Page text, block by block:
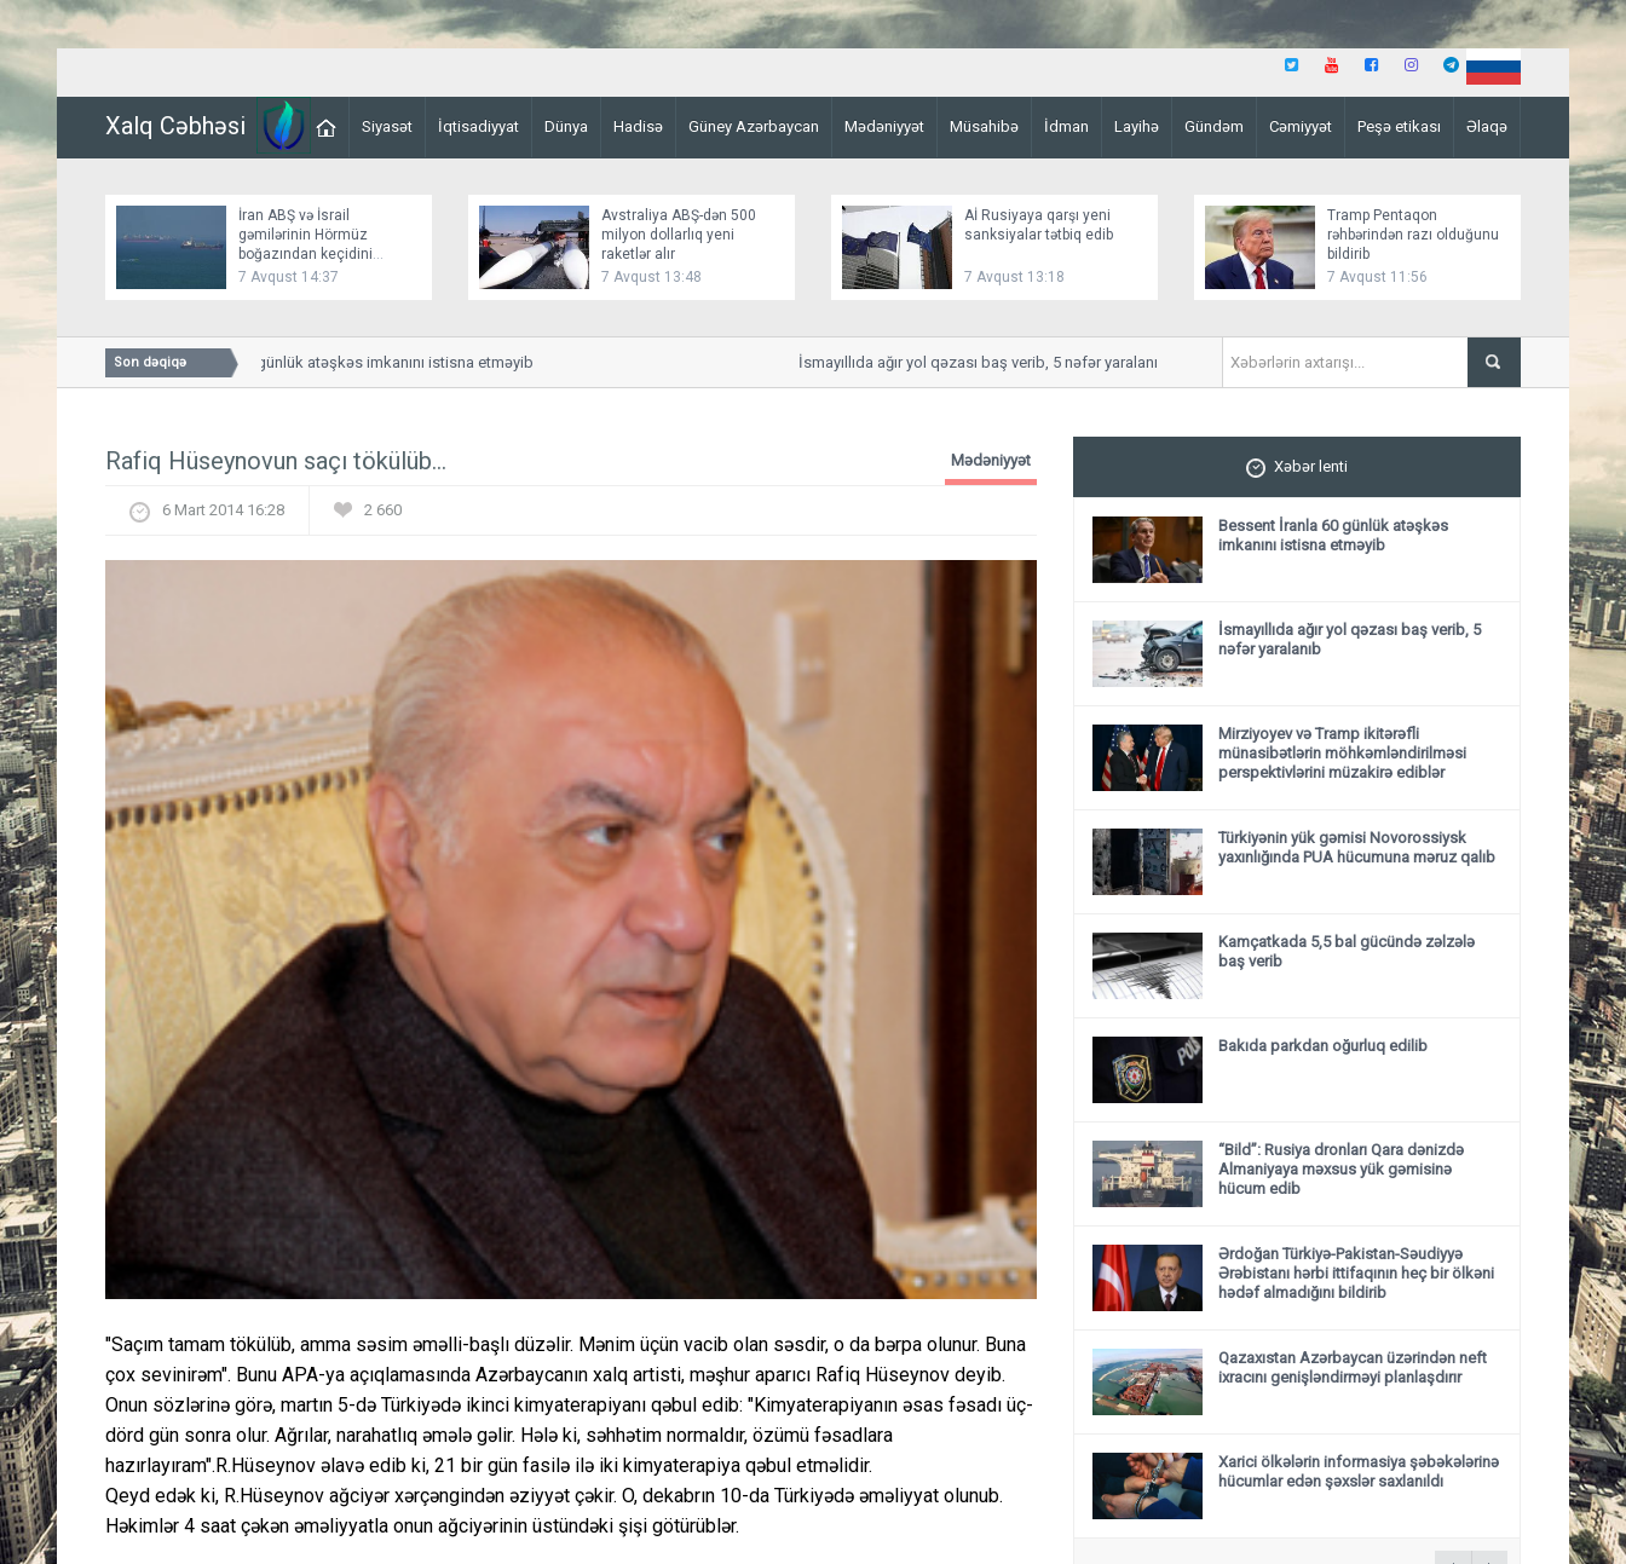
Xalq Cəbhəsi Siyasət İqtisadiyyat Dünya Hadisə Güney Azərbaycan Mədəniyyət Müsahibə İdman Layihə Gündəm Cəmiyyət Peşə etikası Əlaqə
İran ABŞ və İsrail
gəmilərinin Hörmüz
boğazından keçidini
bağlayır
7 Avqust 14:37
Avstraliya ABŞ-dən 500
milyon dollarlıq yeni
raketlər alır
7 Avqust 13:48
Aİ Rusiyaya qarşı yeni
sanksiyalar tətbiq edib
7 Avqust 13:18
Tramp Pentaqon
rəhbərindən razı olduğunu
bildirib
7 Avqust 11:56
Son dəqiqə
Bessent İranla 60 günlük atəşkəs imkanını istisna etməyib İsmayıllıda ağır yol qəzası baş verib, 5 nəfər yaralanıb
Mirziyoyev və Tramp
ediblər
Rafiq Hüseynovun saçı tökülüb... Mədəniyyət
6 Mart 2014 16:28 2 660
"Saçım tamam tökülüb, amma səsim əməlli-başlı düzəlir. Mənim üçün vacib olan səsdir, o da bərpa olunur. Buna
çox sevinirəm". Bunu APA-ya açıqlamasında Azərbaycanın xalq artisti, məşhur aparıcı Rafiq Hüseynov deyib.
Onun sözlərinə görə, martın 5-də Türkiyədə ikinci kimyaterapiyanı qəbul edib: "Kimyaterapiyanın əsas fəsadı üç-
dörd gün sonra olur. Ağrılar, narahatlıq əmələ gəlir. Hələ ki, səhhətim normaldır, özümü fəsadlara
hazırlayıram".R.Hüseynov əlavə edib ki, 21 bir gün fasilə ilə iki kimyaterapiya qəbul etməlidir.
Qeyd edək ki, R.Hüseynov ağciyər xərçəngindən əziyyət çəkir. O, dekabrın 10-da Türkiyədə əməliyyat olunub.
Həkimlər 4 saat çəkən əməliyyatla onun ağciyərinin üstündəki şişi götürüblər.
Xəbər lenti
Bessent İranla 60 günlük atəşkəs
imkanını istisna etməyib
İsmayıllıda ağır yol qəzası baş verib, 5
nəfər yaralanıb
Mirziyoyev və Tramp ikitərəfli
münasibətlərin möhkəmləndirilməsi
perspektivlərini müzakirə ediblər
Türkiyənin yük gəmisi Novorossiysk
yaxınlığında PUA hücumuna məruz qalıb
Kamçatkada 5,5 bal gücündə zəlzələ
baş verib
Bakıda parkdan oğurluq edilib
“Bild”: Rusiya dronları Qara dənizdə
Almaniyaya məxsus yük gəmisinə
hücum edib
Ərdoğan Türkiyə-Pakistan-Səudiyyə
Ərəbistanı hərbi ittifaqının heç bir ölkəni
hədəf almadığını bildirib
Qazaxıstan Azərbaycan üzərindən neft
ixracını genişləndirməyi planlaşdırır
Xarici ölkələrin informasiya şəbəkələrinə
hücumlar edən şəxslər saxlanıldı